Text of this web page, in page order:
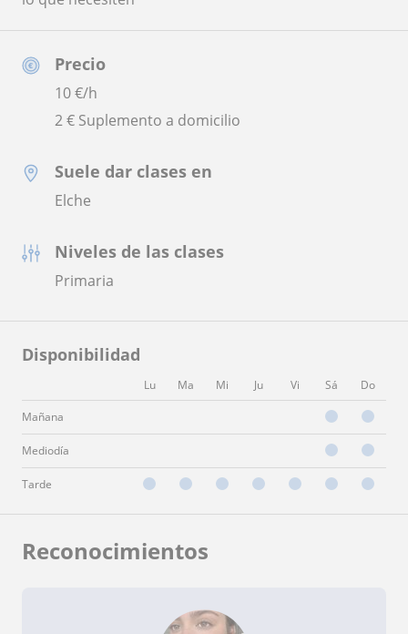
Precio
10€/h
2 € Suplemento a domicilio
Suele dar clases en
Elche
Niveles de las clases
Primaria
Disponibilidad
Lu Ma Mi Ju Vi Sá Do
Mañana
Mediodía
Tarde
Reconocimientos